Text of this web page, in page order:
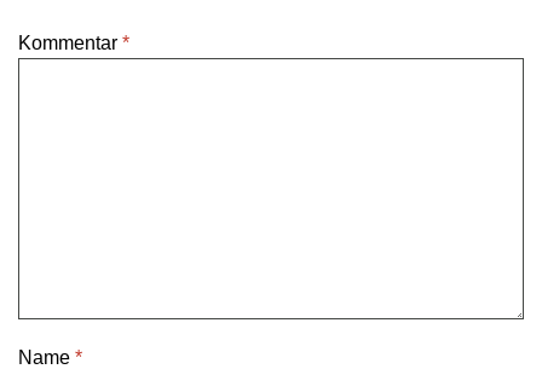
Kommentar *
Name *